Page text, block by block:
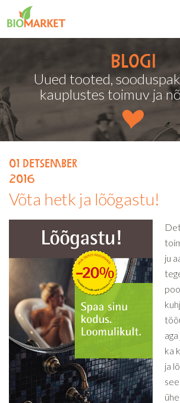
Blogi
Uued tooted,
kauplustes toimuv ja
01 detsember
2016
Võta hetk ja lõõgastu!
ju
ka
ja